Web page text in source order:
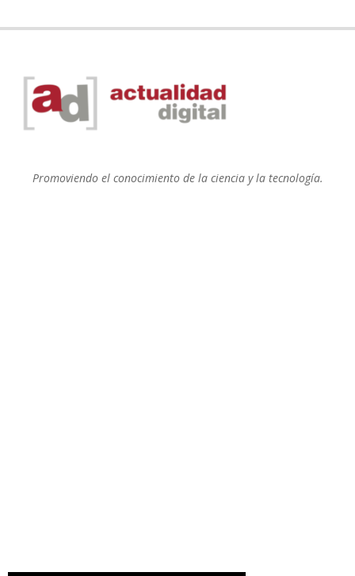
Promoviendo el conocimiento de la ciencia y la tecnología.